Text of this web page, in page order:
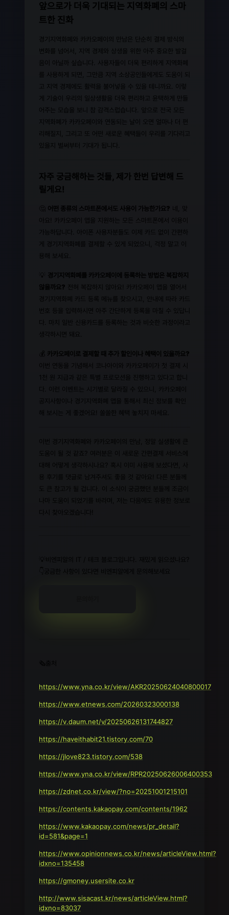
앞으로가 더욱 기대되는 지역화폐의 스마
트한 진화
경기지역화폐와 카카오페이의 만남은 단순히 결제 방식의
변화를 넘어서, 지역 경제와 상생을 위한 아주 중요한 발걸
음이 아닐까 싶습니다. 사용자들이 더욱 편리하게 지역화폐
를 사용하게 되면, 그만큼 지역 소상공인들에게도 도움이 되
고 지역 경제에도 활력을 불어넣을 수 있을 테니까요. 이렇
게 기술이 우리의 일상생활을 더욱 편리하고 윤택하게 만들
어주는 모습을 보니 참 감격스럽습니다. 앞으로 전국 모든
지역화폐가 카카오페이와 연동되는 날이 오면 얼마나 더 편
리해질지, 그리고 또 어떤 새로운 혜택들이 우리를 기다리고
있을지 벌써부터 기대가 됩니다.
자주 궁금해하는 것들, 제가 한번 답변해 드
릴게요!
🤔 어떤 종류의 스마트폰에서도 사용이 가능한가요? 네, 맞
아요! 카카오페이 앱을 지원하는 모든 스마트폰에서 이용이
가능하답니다. 아이폰 사용자분들도 이제 카드 없이 간편하
게 경기지역화폐를 결제할 수 있게 되었으니, 걱정 말고 이
용해 보세요.
💡 경기지역화폐를 카카오페이에 등록하는 방법은 복잡하지
않을까요? 전혀 복잡하지 않아요! 카카오페이 앱을 열어서
경기지역화폐 카드 등록 메뉴를 찾으시고, 안내에 따라 카드
번호 등을 입력하시면 아주 간단하게 등록을 마칠 수 있답니
다. 마치 일반 신용카드를 등록하는 것과 비슷한 과정이라고
생각하시면 돼요.
💰 카카오페이로 결제할 때 추가 할인이나 혜택이 있을까요?
이번 연동을 기념해서 코나아이와 카카오페이가 첫 결제 시
1천 원 지급과 같은 특별 프로모션을 진행하고 있다고 합니
다. 이런 이벤트는 시기별로 달라질 수 있으니, 카카오페이
공지사항이나 경기지역화폐 앱을 통해서 최신 정보를 확인
해 보시는 게 좋겠어요! 쏠쏠한 혜택 놓치지 마세요.
이번 경기지역화폐와 카카오페이의 만남, 정말 실생활에 큰
도움이 될 것 같죠? 여러분은 이 새로운 간편결제 서비스에
대해 어떻게 생각하시나요? 혹시 이미 사용해 보셨다면, 사
용 후기를 댓글로 남겨주셔도 좋을 것 같아요! 다른 분들께
도 큰 참고가 될 겁니다. 이 소식이 궁금했던 분들께 조금이
나마 도움이 되었기를 바라며, 저는 다음에도 유용한 정보로
다시 찾아오겠습니다!
💡비엔피알의 IT / 테크 블로그입니다. 재밌게 읽으셨나요?
👇궁금한 사항이 있다면 비엔피알에게 문의해보세요
https://www.yna.co.kr/view/AKR20250624040800017
https://www.etnews.com/20260323000138
https://v.daum.net/v/20250626131744827
https://haveithabit21.tistory.com/70
https://jlove823.tistory.com/538
https://www.yna.co.kr/view/RPR20250626006400353
https://zdnet.co.kr/view/?no=20251001215101
https://contents.kakaopay.com/contents/1962
https://www.kakaopay.com/news/pr_detail?
id=581&page=1
https://www.opinionnews.co.kr/news/articleView.html?
idxno=135458
https://gmoney.usersite.co.kr
http://www.sisacast.kr/news/articleView.html?
idxno=83037